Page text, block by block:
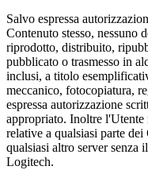
Salvo espressa
Contenuto stesso, nessuno
riprodotto, distribuito,
pubblicato o trasmesso in
inclusi, a titolo
meccanico, fotocopiatura,
espressa autorizzazione
appropriato. Inoltre
relative a qualsiasi parte
qualsiasi altro server senza
Logitech.